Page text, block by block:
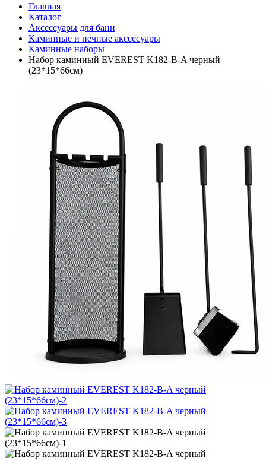
Главная
Каталог
Аксессуары для бани
Каминные и печные аксессуары
Каминные наборы
Набор каминный EVEREST K182-B-A черный
(23*15*66см)